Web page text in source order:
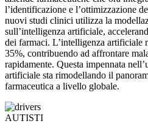
l’identificazione e l’ottimizzazione
nuovi studi clinici utilizza la
sull’intelligenza artificiale,
dei farmaci. L’intelligenza artificiale
35%, contribuendo ad affrontare
rapidamente. Questa impennata
artificiale sta rimodellando il
farmaceutica a livello globale.
AUTISTI